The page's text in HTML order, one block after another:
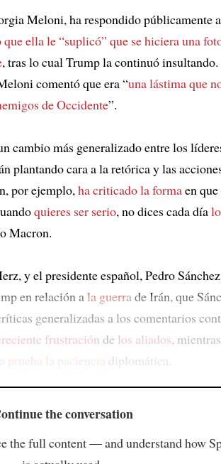
Meloni, ha respondido públicamente
que ella le “suplicó” que se hiciera una
, tras lo cual Trump la continuó insultando.
comentó que era “una lástima que
de Occidente”.
cambio más generalizado entre los
plantando cara a la retórica y las
por ejemplo,ha criticado la formaen
quieres ser serio, no dices cada día
Macron.
y el presidente español, Pedro
en relación ala guerrade Irán, que
generalizadas a los comentarios
frustración de los aliados,
prueba la paciencia diplomática.
the conversation
the full content — and understand how